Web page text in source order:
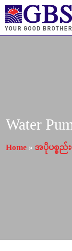
Water
Home » အပိုပစ္စည်း